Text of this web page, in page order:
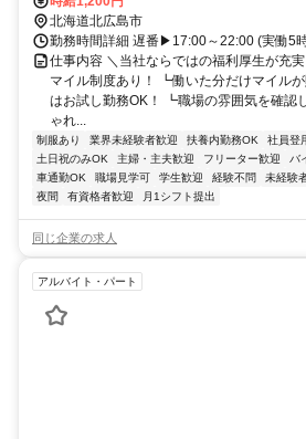
北海道北広島市
勤務時間詳細 遅番▶17:00～22:00 (実働5
仕事内容 ＼当社ならではの福利厚生が充
マイル制度あり！ ┗働いた分だけマイル
はお試し勤務OK！ ┗職場の雰囲気を確認
ゃれ...
制服あり 業界未経験者歓迎 扶養内勤務OK 社員登
土日祝のみOK
主婦・主夫歓迎 フリーター歓迎 バ
車通勤OK
職場見学可 学生歓迎 経験不問 未経験
夜間
有資格者歓迎 月1シフト提出
同じ企業の求人
アルバイト・パート